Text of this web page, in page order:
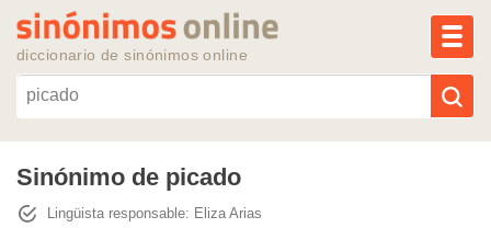
diccionario de sinónimos online
Reescribir texto con IA
Sinónimos populares
Sinónimo de picado
Lingüista responsable: Eliza Arias